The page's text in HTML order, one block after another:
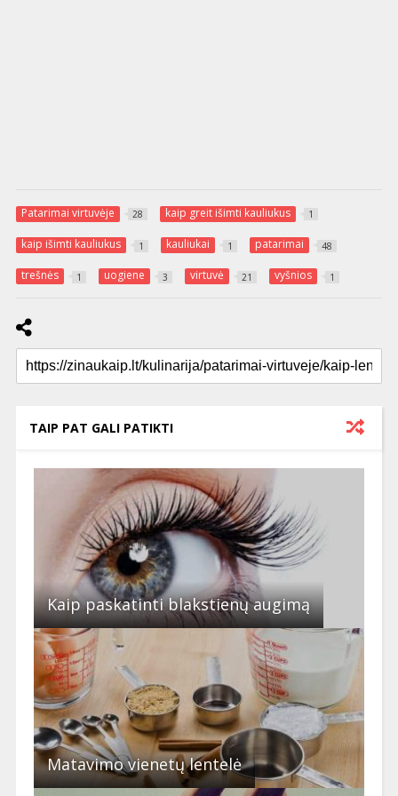
Patarimai virtuvėje 28 kaip greit išimti kauliukus 1
kaip išimti kauliukus 1 kauliukai 1 patarimai 48
trešnės 1 uogiene 3 virtuvė 21 vyšnios 1
TAIP PAT GALI PATIKTI
Kaip paskatinti blakstienų augimą
Matavimo vienetų lentelė